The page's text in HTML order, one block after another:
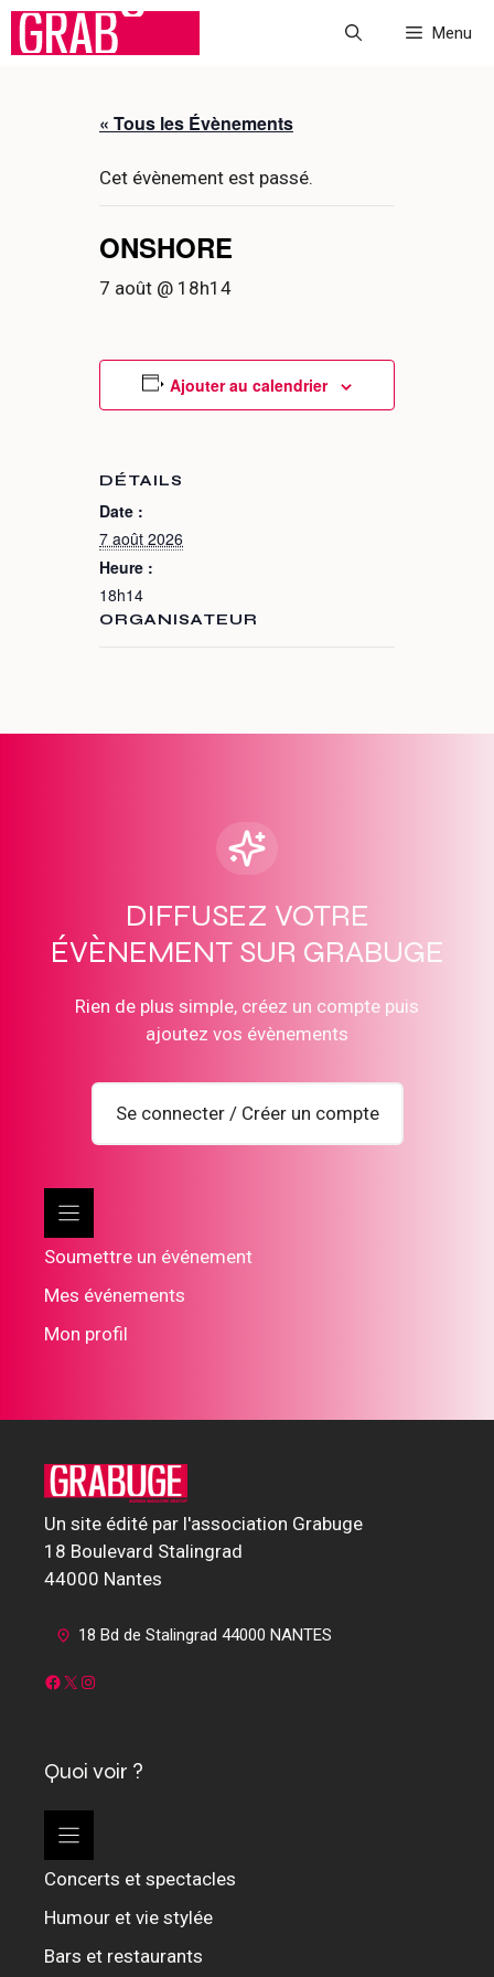
Aller
Menu
« Tous les Évènements
Cet évènement est passé.
ONSHORE
7 août @ 18h14
Ajouter au calendrier
DÉTAILS
Date :
7 août 2026
Heure :
18h14
ORGANISATEUR
DIFFUSEZ VOTRE
ÉVÈNEMENT SUR GRABUGE
Rien de plus simple, créez un compte puis
ajoutez vos évènements
Se connecter / Créer un compte
Soumettre un événement
Mes événements
Mon profil
Un site édité par l'association Grabuge
18 Boulevard Stalingrad
44000 Nantes
18 Bd de Stalingrad 44000 NANTES
Facebook
X Instagram
Quoi voir ?
Concerts et spectacles
Humour et vie stylée
Bars et restaurants